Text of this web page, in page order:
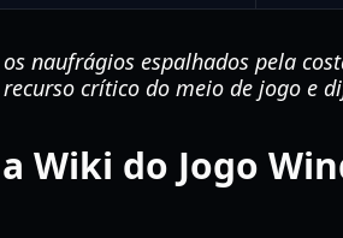
naufrágios espalhados pela
crítico do meio de jogo e
Wiki do Jogo